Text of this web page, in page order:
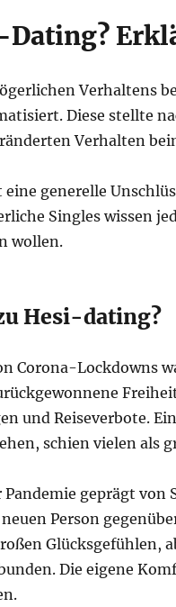
Dating?
Verhaltens
Diese stellte
Verhalten
generelle
Singles wissen
wollen.
Hesi-dating?
Corona-Lockdowns
und Reiseverbote.
schien vielen als
Pandemie geprägt
Person
Glücksgefühlen,
Die eigene